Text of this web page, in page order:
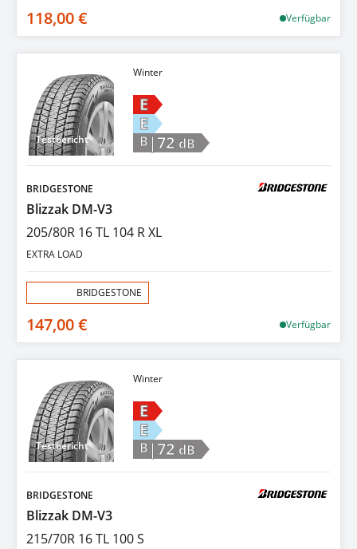
118,00 € Verfügbar
Testbericht
Winter
E
E
B |72 dB
BRIDGESTONE
Blizzak DM-V3
205/80R 16 TL 104 R XL
EXTRA LOAD
BRIDGESTONE
147,00 € Verfügbar
Testbericht
Winter
E
E
B |72 dB
BRIDGESTONE
Blizzak DM-V3
215/70R 16 TL 100 S